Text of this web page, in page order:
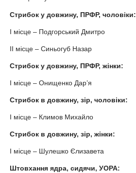
Стрибок у довжину, ПРФР, чоловіки:
І місце – Подгорський Дмитро
ІІ місце – Синьогуб Назар
Стрибок у довжину, ПРФР, жінки:
І місце – Онищенко Дар’я
Стрибок в довжину, зір, чоловіки:
І місце – Климов Михайло
Стрибок в довжину, зір, жінки:
І місце – Шулешко Єлизавета
Штовхання ядра, сидячи, УОРА: